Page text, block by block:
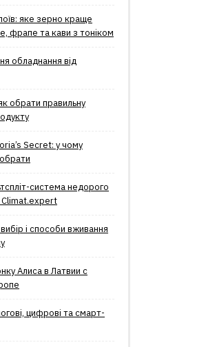
яке зерно краще
фрапе та кави з тоніком
обладнання від
обрати правильну
Secret: у чому
система недорого
Climat.еxpert
і способи вживання
Алиса в Латвии с
цифрові та смарт-